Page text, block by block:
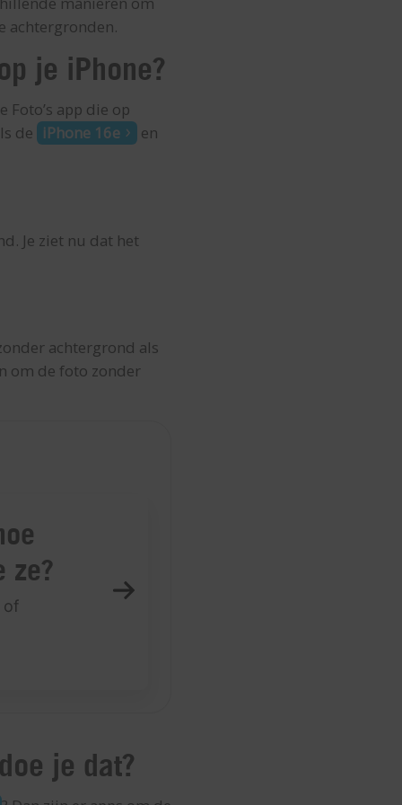
achtergronden.
je iPhone?
app die op
de iPhone 16e en
Je ziet nu dat het
achtergrond als
om de foto zonder
je dat?